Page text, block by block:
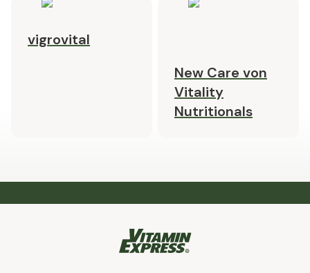
vigrovital
New Care von
Vitality
Nutritionals